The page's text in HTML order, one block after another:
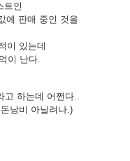
트인
에 판매 중인 것을
이 있는데
이 난다.
고 하는데 어쩐다..
낭비 아닐려나.)